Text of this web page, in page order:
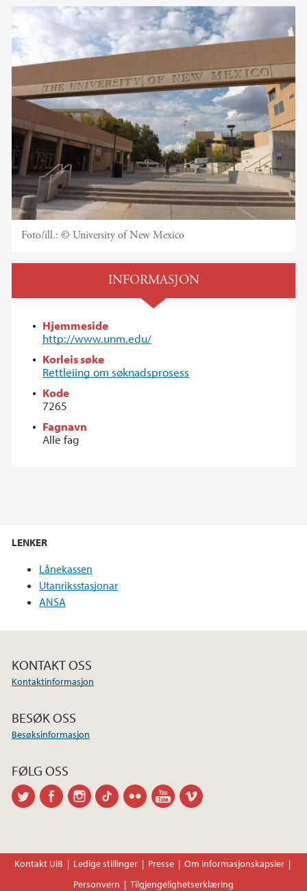
Foto/ill.: © University of New Mexico
INFORMASJON
Hjemmeside
http://www.unm.edu/
Korleis søke
Rettleiing om søknadsprosess
Kode
7265
Fagnavn
Alle fag
LENKER
Lånekassen
Utanriksstasjonar
ANSA
KONTAKT OSS
Kontaktinformasjon
BESØK OSS
Besøksinformasjon
FØLG OSS
twitter facebookinstagram
tiktok flickr youtube
Kontakt UiB Ledige stillinger Presse
Om informasjonskapsler
Personvern
Tilgjengelighetserklæring